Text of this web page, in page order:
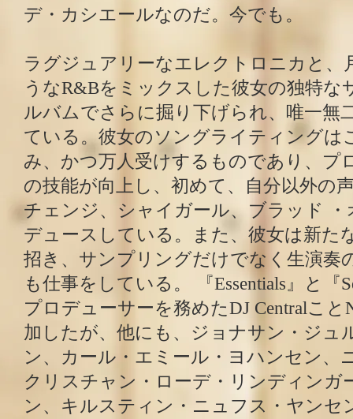
デ・カシエールなのだ。今でも。
ラグジュアリーなエレクトロニカと、
うなR&Bをミックスした彼女の独特な
ルバムでさらに掘り下げられ、唯一無
ている。彼女のソングライティングは
み、かつ万人受けするものであり、プ
の技能が向上し、初めて、自分以外の
チェンジ、シャイガール、ブラッド
デュースしている。また、彼女は新た
招き、サンプリングだけでなく生演奏
も仕事をしている。 『Essentials』と『
プロデューサーを務めたDJ Centralこと
加したが、他にも、ジョナサン・ジュ
ン、カール・エミール・ヨハンセン、
クリスチャン・ローデ・リンディンガ
ン、キルスティン・ニュフス・ヤンセ